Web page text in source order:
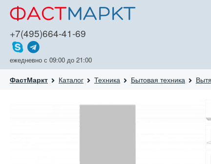
+7(495)664-41-69
ежедневно с 09:00 до 21:00
ФастМаркт Каталог Техника Бытовая техника